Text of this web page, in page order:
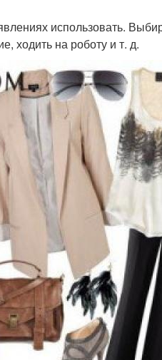
использовать.
ходить на роботу и т. д.